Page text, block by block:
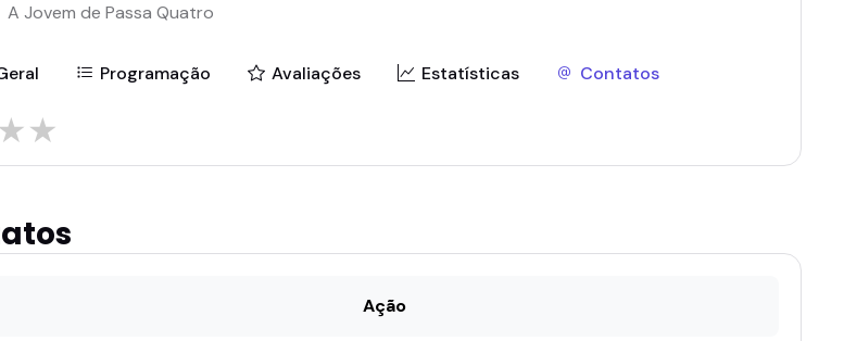
A Jovem de Passa Quatro
Programação Avaliações Estatísticas Contatos
★★
Ação